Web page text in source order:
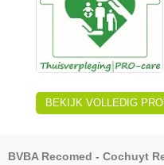
BEKIJK VOLLEDIG
BVBA Recomed - Cochuyt